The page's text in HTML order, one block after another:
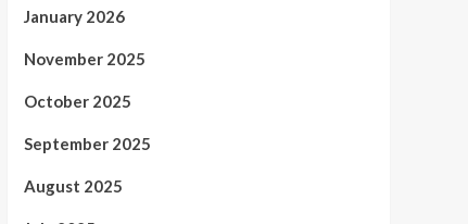
January 2026
November 2025
October 2025
September 2025
August 2025